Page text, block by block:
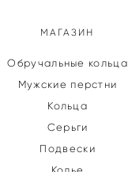
МАГАЗИН
Обручальные кольца
Мужские перстни
Кольца
Серьги
Подвески